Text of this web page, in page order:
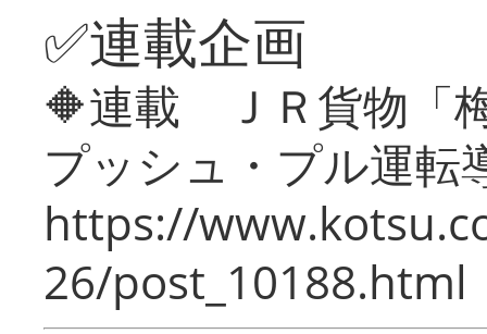
✅連載企画
🔶連載 ＪＲ貨物「
プッシュ・プル運転
https://
26/post_10188.html